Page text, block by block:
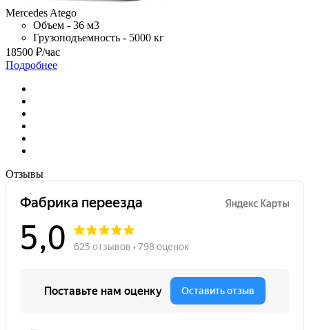
Mercedes Atego
Объем - 36 м3
Грузоподъемность - 5000 кг
18500 ₽/час
Подробнее
Отзывы